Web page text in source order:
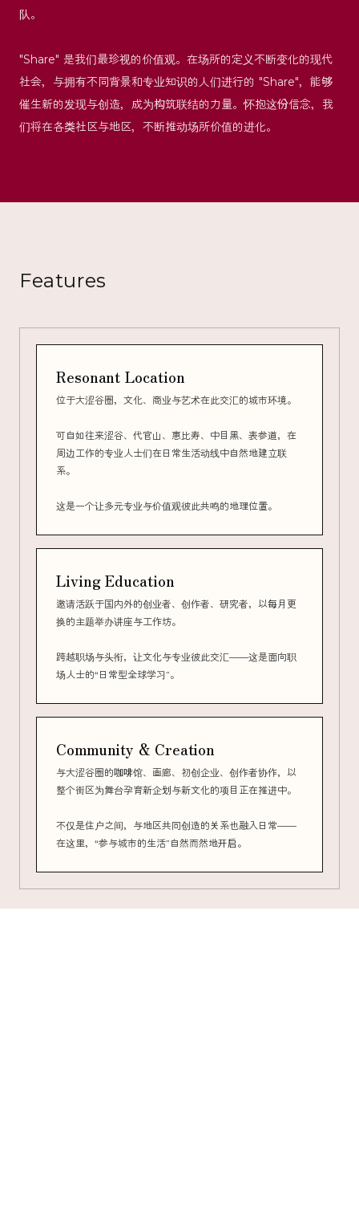
队。
"Share" 是我们最珍视的价值观。在场所的定义不断变化的现代
社会，与拥有不同背景和专业知识的人们进行的 "Share"，能够
催生新的发现与创造，成为构筑联结的力量。怀抱这份信念，我
们将在各类社区与地区，不断推动场所价值的进化。
Features
Resonant Location
位于大涩谷圈，文化、商业与艺术在此交汇的城市环境。
可自如往来涩谷、代官山、惠比寿、中目黑、表参道，在
周边工作的专业人士们在日常生活动线中自然地建立联
系。
这是一个让多元专业与价值观彼此共鸣的地理位置。
Living Education
邀请活跃于国内外的创业者、创作者、研究者，以每月更
换的主题举办讲座与工作坊。
跨越职场与头衔，让文化与专业彼此交汇——这是面向职
场人士的“日常型全球学习”。
Community & Creation
与大涩谷圈的咖啡馆、画廊、初创企业、创作者协作，以
整个街区为舞台孕育新企划与新文化的项目正在推进中。
不仅是住户之间，与地区共同创造的关系也融入日常——
在这里，“参与城市的生活”自然而然地开启。